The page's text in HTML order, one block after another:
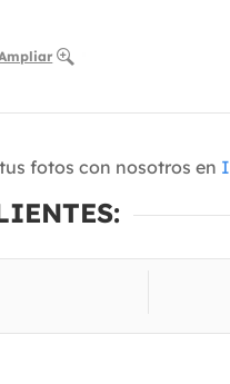
fotos con nosotros en